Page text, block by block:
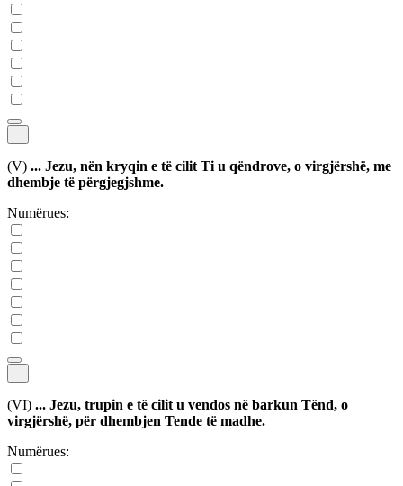
(V) ... Jezu, nën kryqin e të cilit Ti u qëndrove, o virgjërshë, me
dhembje të përgjegjshme.
Numërues:
(VI) ... Jezu, trupin e të cilit u vendos në barkun Tënd, o
virgjërshë, për dhembjen Tende të madhe.
Numërues: